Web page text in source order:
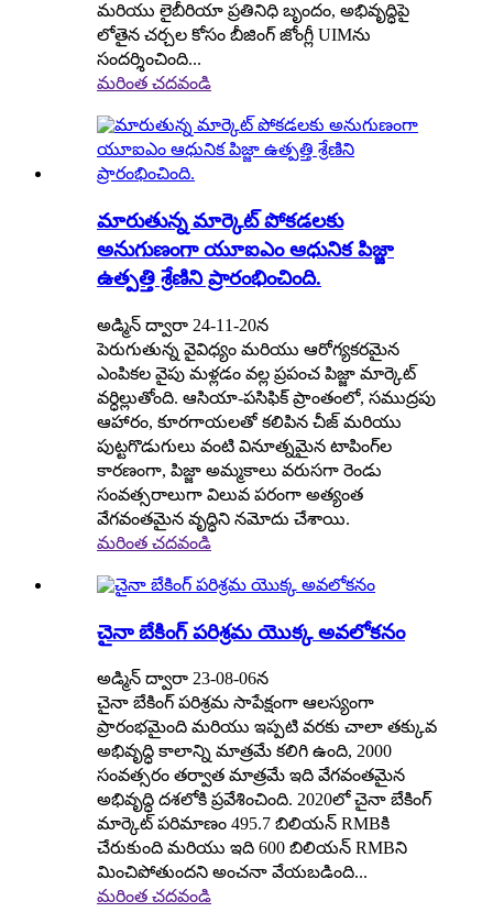
మరియు లైబీరియా ప్రతినిధి బృందం, అభివృద్ధిపై
లోతైన చర్చల కోసం బీజింగ్ జోంగ్లీ UIMను
సందర్శించింది...
మరింత చదవండి
మారుతున్న మార్కెట్ పోకడలకు
అనుగుణంగా యూఐఎం ఆధునిక పిజ్జా
ఉత్పత్తి శ్రేణిని ప్రారంభించింది.
అడ్మిన్ ద్వారా 24-11-20న
పెరుగుతున్న వైవిధ్యం మరియు ఆరోగ్యకరమైన
ఎంపికల వైపు మళ్లడం వల్ల ప్రపంచ పిజ్జా మార్కెట్
వర్ధిల్లుతోంది. ఆసియా-పసిఫిక్ ప్రాంతంలో, సముద్రపు
ఆహారం, కూరగాయలతో కలిపిన చీజ్ మరియు
పుట్టగొడుగులు వంటి వినూత్నమైన టాపింగ్‌ల
కారణంగా, పిజ్జా అమ్మకాలు వరుసగా రెండు
సంవత్సరాలుగా విలువ పరంగా అత్యంత
వేగవంతమైన వృద్ధిని నమోదు చేశాయి.
మరింత చదవండి
చైనా బేకింగ్ పరిశ్రమ యొక్క అవలోకనం
అడ్మిన్ ద్వారా 23-08-06న
చైనా బేకింగ్ పరిశ్రమ సాపేక్షంగా ఆలస్యంగా
ప్రారంభమైంది మరియు ఇప్పటి వరకు చాలా తక్కువ
అభివృద్ధి కాలాన్ని మాత్రమే కలిగి ఉంది, 2000
సంవత్సరం తర్వాత మాత్రమే ఇది వేగవంతమైన
అభివృద్ధి దశలోకి ప్రవేశించింది. 2020లో చైనా బేకింగ్
మార్కెట్ పరిమాణం 495.7 బిలియన్ RMBకి
చేరుకుంది మరియు ఇది 600 బిలియన్ RMBని
మించిపోతుందని అంచనా వేయబడింది...
మరింత చదవండి